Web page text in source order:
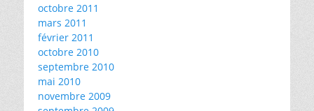
octobre 2011
mars 2011
février 2011
octobre 2010
septembre 2010
mai 2010
novembre 2009